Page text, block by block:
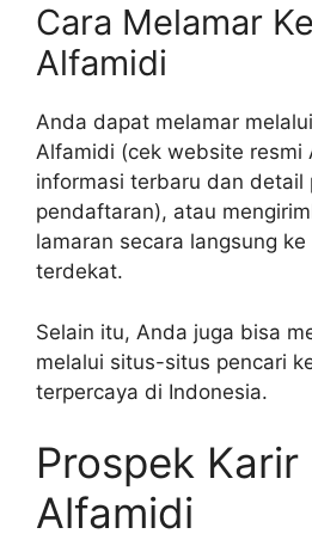
Cara Melamar
Alfamidi
Anda dapat melamar
Alfamidi (cek website resmi
informasi terbaru dan detail
pendaftaran), atau
lamaran secara langsung
terdekat.
Selain itu, Anda juga bisa
melalui situs-situs pencari
terpercaya di Indonesia.
Prospek Karir
Alfamidi